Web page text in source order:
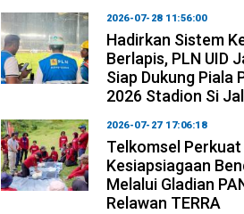
2026-07-28 11:56:00
Hadirkan Sistem
Berlapis, PLN UID
Siap Dukung Piala
2026 Stadion Si
2026-07-27 17:06:18
Telkomsel Perkuat
Kesiapsiagaan
Melalui Gladian
Relawan TERRA